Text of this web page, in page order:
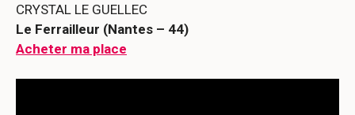
CRYSTAL LE GUELLEC
Le Ferrailleur (Nantes – 44)
Acheter ma place